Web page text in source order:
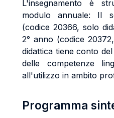
L'insegnamento è
modulo annuale: II
(codice 20366, solo
2° anno (codice
didattica tiene conto
delle competenze
all'utilizzo in ambito
Programma